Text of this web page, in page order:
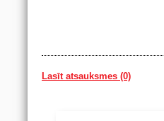
Lasīt atsauksmes (0)